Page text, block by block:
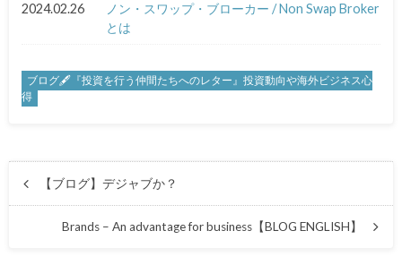
2024.02.26
ノン・スワップ・ブローカー / Non Swap Broker
とは
ブログ🖋『投資を行う仲間たちへのレター』投資動向や海外ビジネス心
得
【ブログ】デジャブか？
Brands – An advantage for business【BLOG ENGLISH】